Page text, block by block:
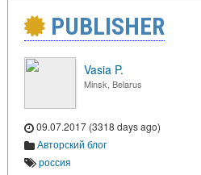
PUBLISHER
Vasia P.
Minsk, Belarus
09.07.2017 (3318 days ago)
Авторский блог
россия